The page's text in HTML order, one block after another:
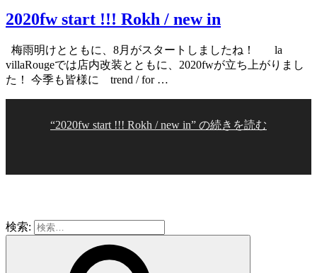
2020fw start !!! Rokh / new in
梅雨明けとともに、8月がスタートしましたね！ la
villaRougeでは店内改装とともに、2020fwが立ち上がりまし
た！ 今季も皆様に trend / for …
“2020fw start !!! Rokh / new in” の続きを読む
検索: